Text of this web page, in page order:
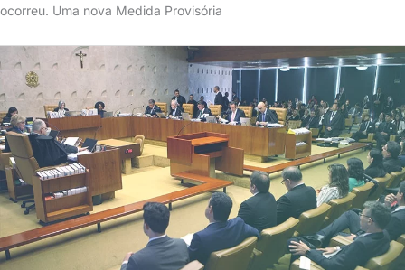
ocorreu. Uma nova Medida Provisória
Contribuição
Sindical
no
emprego
doméstico
é
opcional,
segundo
o